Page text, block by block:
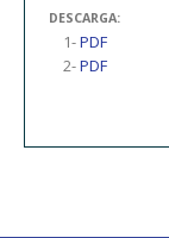
DESCARGA:
1-PDF
2-PDF